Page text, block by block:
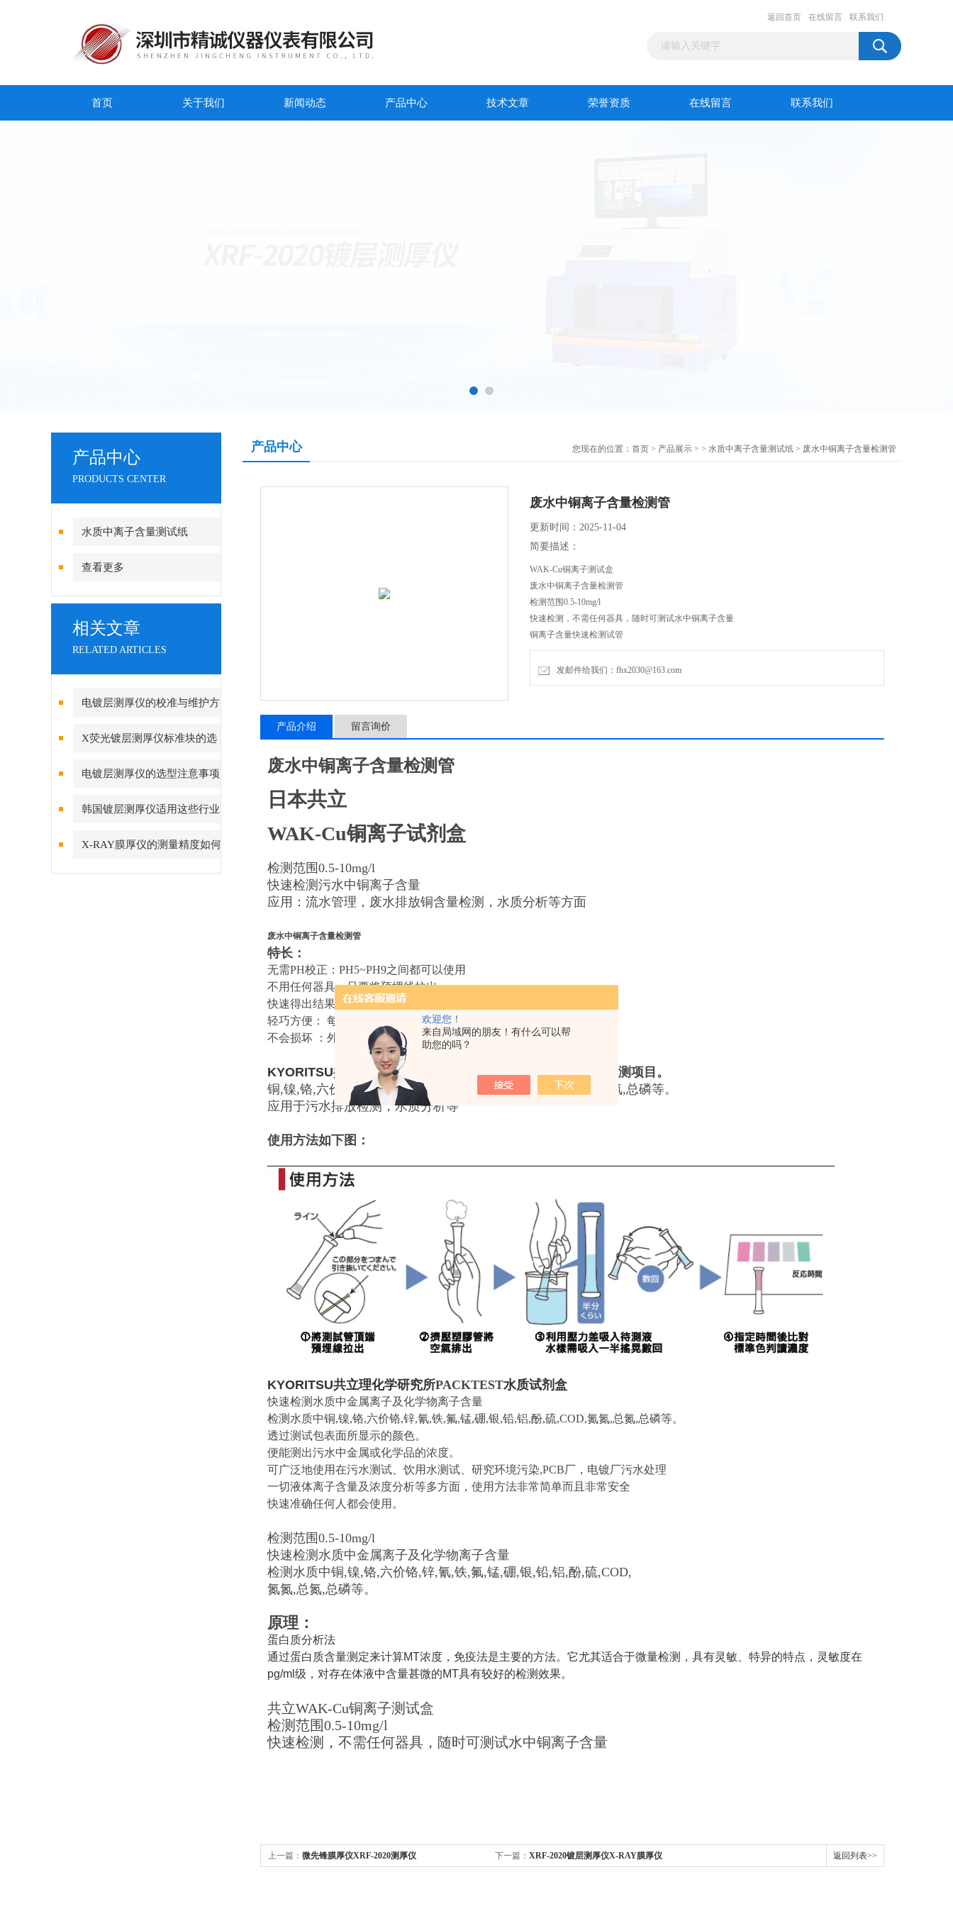
欢迎您！
来自局域网的朋友！有什么可以帮
助您的吗？
返回首页 在线留言 联系我们
首页 关于我们 新闻动态 产品中心 技术文章 荣誉资质 在线留言 联系我们
产品中心
PRODUCTS CENTER
水质中离子含量测试纸
查看更多
相关文章
RELATED ARTICLES
电镀层测厚仪的校准与维护方
X荧光镀层测厚仪标准块的选
择方法
电镀层测厚仪的选型注意事项
韩国镀层测厚仪适用这些行业
X-RAY膜厚仪的测量精度如何
提高？
产品中心 您现在的位置： 首页 > 产品展示 > > 水质中离子含量测试纸 > 废水中铜离子含量检测管
废水中铜离子含量检测管
更新时间：2025-11-04
简要描述：
WAK-Cu铜离子测试盒
废水中铜离子含量检测管
检测范围0.5-10mg/l
快速检测，不需任何器具，随时可测试水中铜离子含量
铜离子含量快速检测试管
发邮件给我们：fhx2030@163.com
产品介绍 留言询价
废水中铜离子含量检测管
日本共立
WAK-Cu铜离子试剂盒
检测范围0.5-10mg/l
快速检测污水中铜离子含量
应用：流水管理，废水排放铜含量检测，水质分析等方面
废水中铜离子含量检测管
特长：
无需PH校正：PH5~PH9之间都可以使用
不用任何器具：只要将预埋线拉出
快速得出结果：大部分项目仅需约2-5分钟时间
轻巧方便： 每只试管重量约1公克
不会损坏 ：外层以PE塑胶制试管制成
KYORITSU共立理化学研究所PACKTEST水质测试包有多种检测项目。
铜,镍,铬,六价铬,锌,氰,铁,氟,锰,硼,银,铅,铝,酚,硫,COD,氮氮,总氮,总磷等。
应用于污水排放检测，水质分析等
使用方法如下图：
KYORITSU共立理化学研究所PACKTEST水质试剂盒
快速检测水质中金属离子及化学物离子含量
检测水质中铜,镍,铬,六价铬,锌,氰,铁,氟,锰,硼,银,铅,铝,酚,硫,COD,氮氮,总氮,总磷等。
透过测试包表面所显示的颜色。
便能测出污水中金属或化学品的浓度。
可广泛地使用在污水测试、饮用水测试、研究环境污染,PCB厂，电镀厂污水处理
一切液体离子含量及浓度分析等多方面，使用方法非常简单而且非常安全
快速准确任何人都会使用。
检测范围0.5-10mg/l
快速检测水质中金属离子及化学物离子含量
检测水质中铜,镍,铬,六价铬,锌,氰,铁,氟,锰,硼,银,铅,铝,酚,硫,COD,
氮氮,总氮,总磷等。
原理：
蛋白质分析法
通过蛋白质含量测定来计算MT浓度，免疫法是主要的方法。它尤其适合于微量检测，具有灵敏、特异的特点，灵敏度在
pg/ml级，对存在体液中含量甚微的MT具有较好的检测效果。
共立WAK-Cu铜离子测试盒
检测范围0.5-10mg/l
快速检测，不需任何器具，随时可测试水中铜离子含量
上一篇： 微先锋膜厚仪XRF-2020测厚仪 下一篇： XRF-2020镀层测厚仪X-RAY膜厚仪 返回列表>>